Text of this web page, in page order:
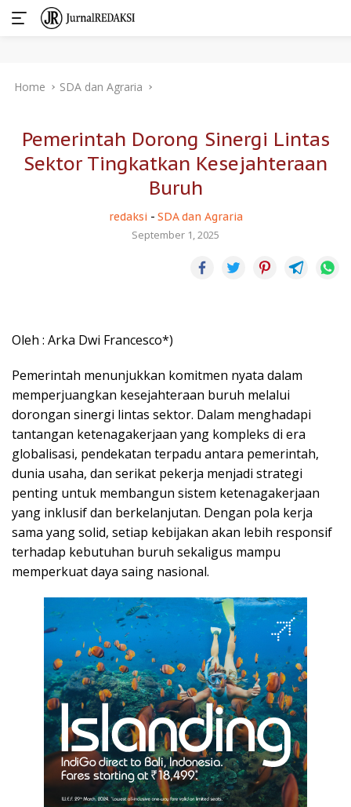
Home SDA dan Agraria
Pemerintah Dorong Sinergi Lintas
Sektor Tingkatkan Kesejahteraan
Buruh
redaksi - SDA dan Agraria
September 1, 2025
Oleh : Arka Dwi Francesco*)
Pemerintah menunjukkan komitmen nyata dalam
memperjuangkan kesejahteraan buruh melalui
dorongan sinergi lintas sektor. Dalam menghadapi
tantangan ketenagakerjaan yang kompleks di era
globalisasi, pendekatan terpadu antara pemerintah,
dunia usaha, dan serikat pekerja menjadi strategi
penting untuk membangun sistem ketenagakerjaan
yang inklusif dan berkelanjutan. Dengan pola kerja
sama yang solid, setiap kebijakan akan lebih responsif
terhadap kebutuhan buruh sekaligus mampu
memperkuat daya saing nasional.